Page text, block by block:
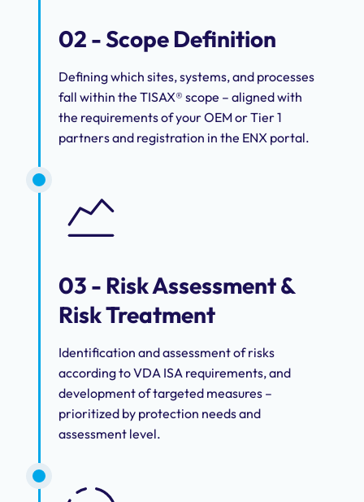
02 - Scope Definition
Defining which sites, systems, and processes
fall within the TISAX® scope – aligned with
the requirements of your OEM or Tier 1
partners and registration in the ENX portal.
03 - Risk Assessment &
Risk Treatment
Identification and assessment of risks
according to VDA ISA requirements, and
development of targeted measures –
prioritized by protection needs and
assessment level.